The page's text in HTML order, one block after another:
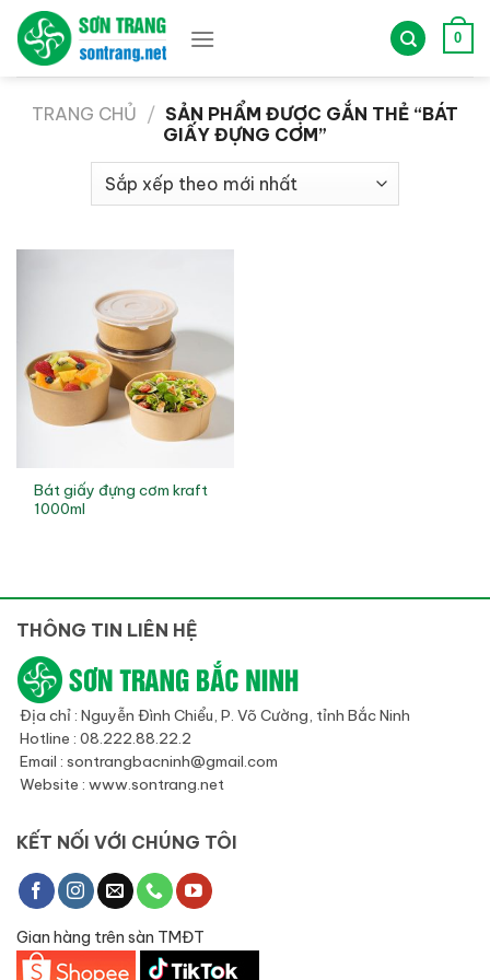
qua
0
TRANG CHỦ / SẢN PHẨM ĐƯỢC GẮN THẺ “BÁT
GIẤY ĐỰNG CƠM”
Bát giấy đựng cơm kraft
1000ml
THÔNG TIN LIÊN HỆ
Địa chỉ : Nguyễn Đình Chiểu, P. Võ Cường, tỉnh Bắc Ninh
Hotline : 08.222.88.22.2
Email : sontrangbacninh@gmail.com
Website : www.sontrang.net
KẾT NỐI VỚI CHÚNG TÔI
Gian hàng trên sàn TMĐT